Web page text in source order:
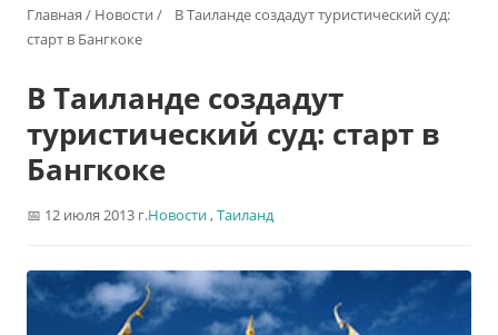
Главная / Новости /
В Таиланде создадут туристический суд:
старт в Бангкоке
В Таиланде создадут
туристический суд: старт в
Бангкоке
12 июля 2013 г.Новости,Таиланд